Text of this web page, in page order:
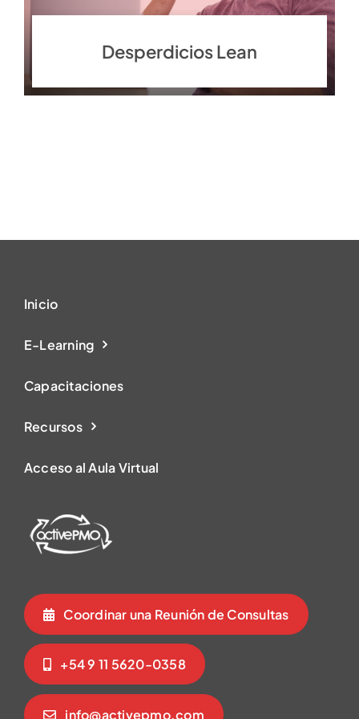
Desperdicios Lean
Inicio
E-Learning
Capacitaciones
Recursos
Acceso al Aula Virtual
Coordinar una Reunión de Consultas
+54 9 11 5620-0358
info@activepmo.com